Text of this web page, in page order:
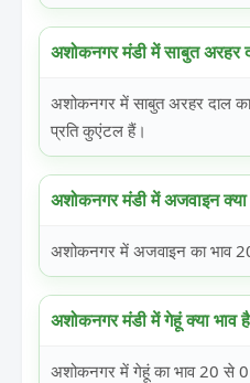
अशोकनगर मंडी में साबुत अरहर
अशोकनगर में साबुत अरहर दाल
प्रति कुएंटल हैं।
अशोकनगर मंडी में अजवाइन क्या
अशोकनगर में अजवाइन का भाव
अशोकनगर मंडी में गेहूं क्या भाव
अशोकनगर में गेहूं का भाव 20 से